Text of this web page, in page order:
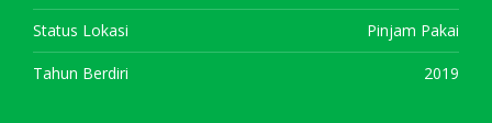
Status Lokasi Pinjam Pakai
Tahun Berdiri 2019